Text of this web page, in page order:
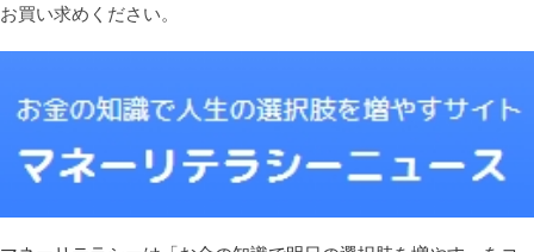
お買い求めください。